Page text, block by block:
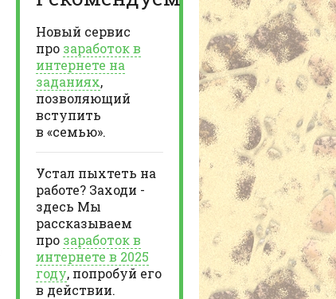
Новый сервис
про заработок в
интернете на
заданиях,
позволяющий
вступить
в «семью».
Устал пыхтеть на
работе? Заходи -
здесь Мы
рассказываем
про заработок в
интернете в 2025
году, попробуй его
в действии.